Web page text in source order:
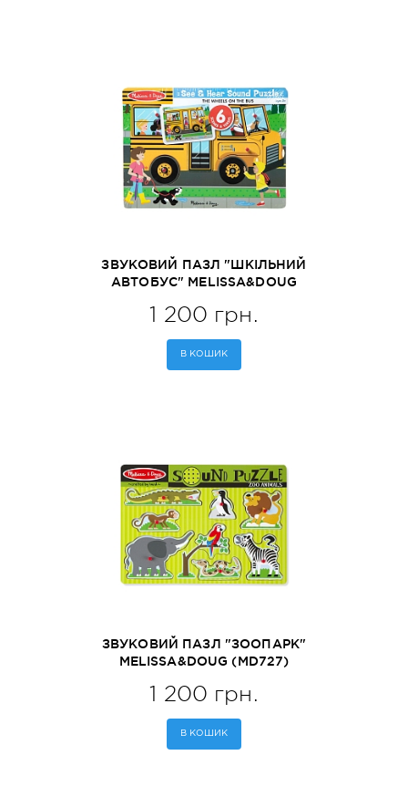
ЗВУКОВИЙ ПАЗЛ "ШКІЛЬНИЙ
АВТОБУС" MELISSA&DOUG
1 200 грн.
В КОШИК
ЗВУКОВИЙ ПАЗЛ "ЗООПАРК"
MELISSA&DOUG (MD727)
1 200 грн.
В КОШИК